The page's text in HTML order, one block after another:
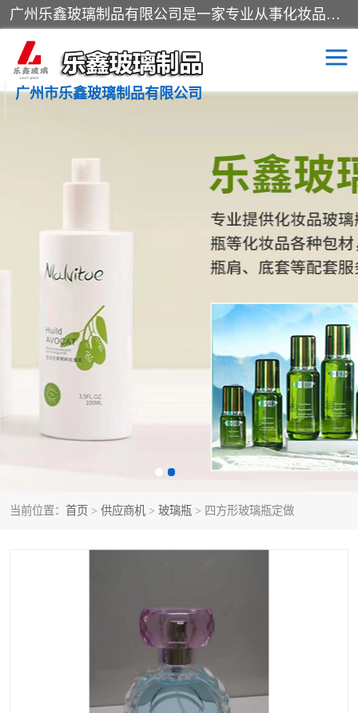
广州乐鑫玻璃制品有限公司是一家专业从事化妆品瓶子、化妆品玻璃瓶子、膏霜瓶、化妆品玻璃瓶等产品的集开发研制、生产、销售于一体的实业型玻璃制品生产企业。产品从设计、开模、试样、生产、蒙砂、抛光、喷涂、高低温单色及多色印刷，烫金（银）到交货实现一条龙服务。
广州市乐鑫玻璃制品有限公司
当前位置： 首页 > 供应商机 > 玻璃瓶 > 四方形玻璃瓶定做
化妆品包装瓶 香水包装瓶
化妆品玻璃瓶
玻璃瓶
拉管瓶